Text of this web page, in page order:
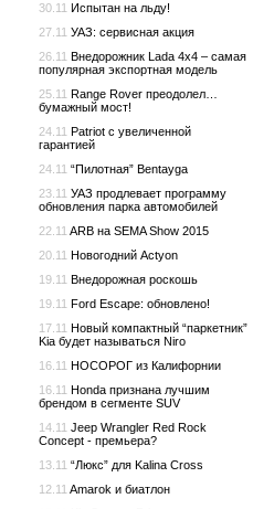
30.11 Испытан на льду!
27.11 УАЗ: сервисная акция
26.11 Внедорожник Lada 4x4 – самая
популярная экспортная модель
25.11 Range Rover преодолел…
бумажный мост!
24.11 Patriot с увеличенной
гарантией
24.11 “Пилотная” Bentayga
23.11 УАЗ продлевает программу
обновления парка автомобилей
22.11 ARB на SEMA Show 2015
20.11 Новогодний Actyon
19.11 Внедорожная роскошь
19.11 Ford Escape: обновлено!
17.11 Новый компактный “паркетник”
Kia будет называться Niro
16.11 НОСОРОГ из Калифорнии
16.11 Honda признана лучшим
брендом в сегменте SUV
14.11 Jeep Wrangler Red Rock
Concept - премьера?
13.11 “Люкс” для Kalina Cross
12.11 Amarok и биатлон